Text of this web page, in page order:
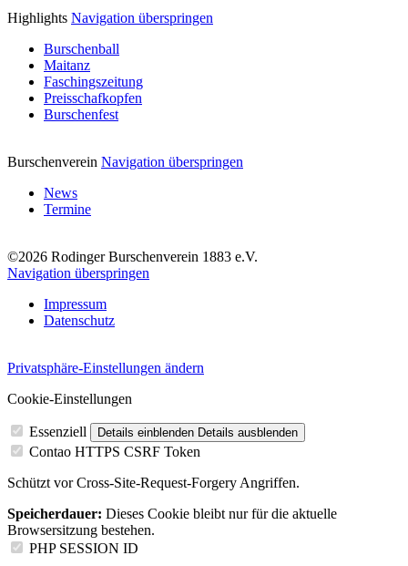
Highlights Navigation überspringen
Burschenball
Maitanz
Faschingszeitung
Preisschafkopfen
Burschenfest
Burschenverein Navigation überspringen
News
Termine
©2026 Rodinger Burschenverein 1883 e.V.
Navigation überspringen
Impressum
Datenschutz
Privatsphäre-Einstellungen ändern
Cookie-Einstellungen
Essenziell Details einblenden Details ausblenden
Contao HTTPS CSRF Token
Schützt vor Cross-Site-Request-Forgery Angriffen.
Speicherdauer: Dieses Cookie bleibt nur für die aktuelle
Browsersitzung bestehen.
PHP SESSION ID